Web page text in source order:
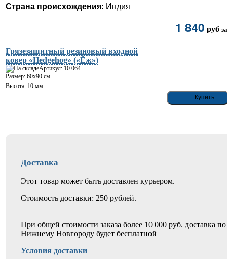
Страна происхождения: Индия
Грязезащитный резиновый входной
ковер «Hedgehog» («Ёж»)
Артикул: 10.064
Размер: 60х90 см
Высота: 10 мм
1 840 руб
Доставка
Этот товар может быть доставлен курьером.
Стоимость доставки: 250 рублей.
При общей стоимости заказа более 10 000 руб. доставка по
Нижнему Новгороду будет бесплатной
Условия доставки